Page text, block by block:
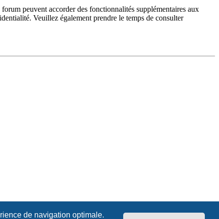
de navigation optimale.
peuvent accorder des fonctionnalités supplémentaires aux
Veuillez également prendre le temps de consulter